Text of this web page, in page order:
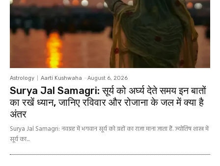
Astrology Aarti Kushwaha - August 6, 2026
Surya Jal Samagri: सूर्य को अर्घ्य देते समय इन बातों
का रखें ध्यान, जानिए रविवार और रोजाना के जल में क्या है
अंतर
Surya Jal Samagri: नवग्रह में भगवान सूर्य को ग्रहों का राजा माना जाता हैं. ज्योतिष शास्त्र में
सूर्य का...